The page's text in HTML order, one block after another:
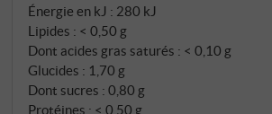
Énergie en kJ : 280 kJ
Lipides : < 0,50 g
Dont acides gras saturés : < 0,10 g
Glucides : 1,70 g
Dont sucres : 0,80 g
Protéines : < 0,50 g